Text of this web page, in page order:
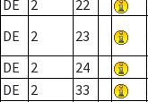
DE
2 22
DE
2 23
DE
2 24
DE
2 33